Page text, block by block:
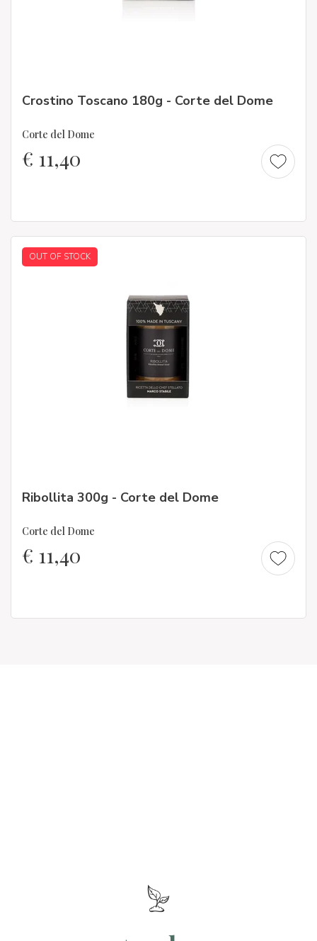
Crostino Toscano 180g - Corte del Dome
Corte del Dome
€ 11,40
OUT OF STOCK
Ribollita 300g - Corte del Dome
Corte del Dome
€ 11,40